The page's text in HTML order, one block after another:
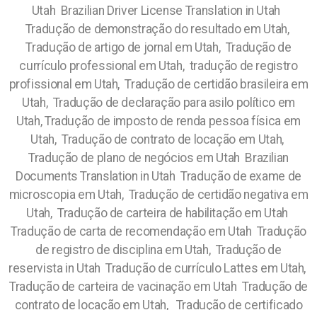
Utah Brazilian Driver License Translation in Utah
Tradução de demonstração do resultado em Utah,
Tradução de artigo de jornal em Utah, Tradução de
currículo professional em Utah, tradução de registro
profissional em Utah, Tradução de certidão brasileira em
Utah, Tradução de declaração para asilo político em
Utah, Tradução de imposto de renda pessoa física em
Utah, Tradução de contrato de locação em Utah,
Tradução de plano de negócios em Utah Brazilian
Documents Translation in Utah Tradução de exame de
microscopia em Utah, Tradução de certidão negativa em
Utah, Tradução de carteira de habilitação em Utah
Tradução de carta de recomendação em Utah Tradução
de registro de disciplina em Utah, Tradução de
reservista in Utah Tradução de currículo Lattes em Utah,
Tradução de carteira de vacinação em Utah Tradução de
contrato de locação em Utah, Tradução de certificado